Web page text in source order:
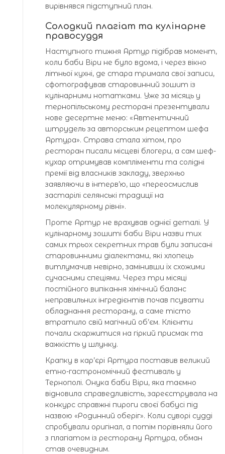
вирівнявся підступний план.
Солодкий плагіат та кулінарне
правосуддя
Наступного тижня Артур підібрав момент,
коли баби Віри не було вдома, і через вікно
літньої кухні, де стара тримала свої записи,
сфотографував старовинний зошит із
кулінарними нотатками. Уже за місяць у
тернопільському ресторані презентували
нове десертне меню: «Автентичний
штрудель за авторським рецептом шефа
Артура». Страва стала хітом, про
ресторан писали місцеві блогери, а сам шеф-
кухар отримував компліменти та солідні
премії від власників закладу, зверхньо
заявляючи в інтерв’ю, що «переосмислив
застарілі селянські традиції на
молекулярному рівні».
Проте Артур не врахував однієї деталі. У
кулінарному зошиті баби Віри назви тих
самих трьох секретних трав були записані
старовинними діалектами, які хлопець
витлумачив невірно, замінивши їх схожими
сучасними спеціями. Через три місяці
постійного випікання хімічний баланс
неправильних інгредієнтів почав псувати
обладнання ресторану, а саме тісто
втратило свій магічний об’єм. Клієнти
почали скаржитися на гіркий присмак та
важкість у шлунку.
Крапку в кар’єрі Артура поставив великий
етно-гастрономічний фестиваль у
Тернополі. Онука баби Віри, яка таємно
відновила справедливість, зареєструвала на
конкурс справжні пироги своєї бабусі під
назвою «Родинний оберіг». Коли суворі судді
спробували оригінал, а потім порівняли його
з плагіатом із ресторану Артура, обман
став очевидним.